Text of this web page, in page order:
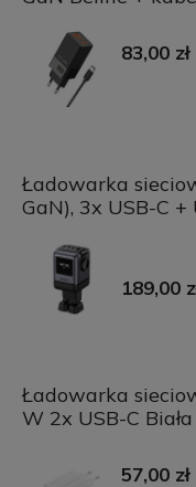
83,00 zł
Ładowarka
GaN), 3x USB-C
189,00
Ładowarka
W 2x USB-C
57,00 zł